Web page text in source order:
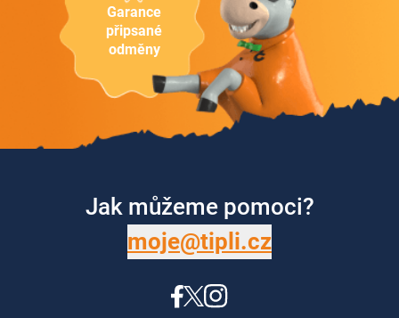
Garance
připsané
odměny
Jak můžeme pomoci?
moje@tipli.cz